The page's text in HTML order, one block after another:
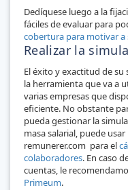
Dedíquese luego a la
fáciles de evaluar para
cobertura para motivar a
Realizar la
El éxito y exactitud de
la herramienta que va a
varias empresas que
eficiente. No obstante
pueda gestionar la
masa salarial, puede
remunerer.com para el
colaboradores. En caso
cuentas, le
Primeum.